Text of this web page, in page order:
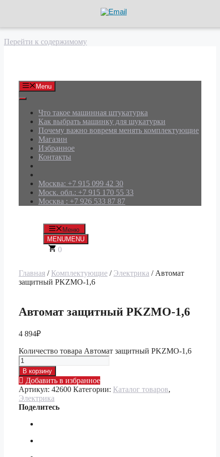
Перейти к содержимому
Menu
Что такое машинная штукатурка
Как выбрать машинку для шукатурки
Почему важно вовремя менять комплектующие
Магазин
Избранное
Контакты
Москва: +7 915 099 42 30
Моск. обл.: +7 915 170 55 33
Москва : +7 926 533 87 87
Меню
MENUMENU
0
Главная / Комплектующие / Электрика / Автомат
защитный PKZMO-1,6
Автомат защитный PKZMO-1,6
4 894₽
Количество товара Автомат защитный PKZMO-1,6
В корзину
Добавить в избранное
Артикул: 42600 Категории: Каталог товаров,
Электрика
Поделитесь